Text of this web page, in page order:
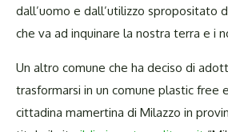
dall’uomo e dall’utilizzo spropositato
che va ad inquinare la nostra terra e i
Un altro comune che ha deciso di
trasformarsi in un comune plastic free
cittadina mamertina di Milazzo in